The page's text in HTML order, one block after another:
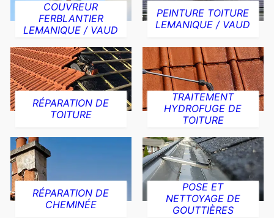
COUVREUR
FERBLANTIER
LEMANIQUE / VAUD
PEINTURE TOITURE
LEMANIQUE / VAUD
RÉPARATION DE
TOITURE
TRAITEMENT
HYDROFUGE DE
TOITURE
RÉPARATION DE
CHEMINÉE
POSE ET
NETTOYAGE DE
GOUTTIÈRES